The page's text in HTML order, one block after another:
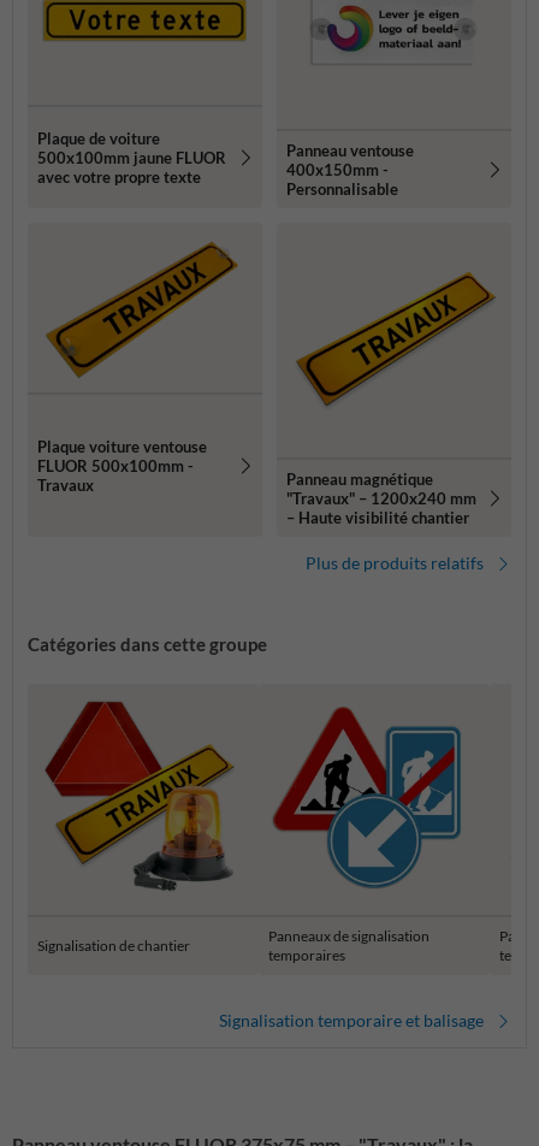
Plaque de voiture
500x100mm jaune FLUOR
avec votre propre texte
Panneau ventouse
400x150mm -
Personnalisable
Plaque voiture ventouse
FLUOR 500x100mm -
Travaux
Panneau magnétique
"Travaux" – 1200x240 mm
– Haute visibilité chantier
Plus de produits relatifs
Catégories dans cette groupe
Signalisation de chantier
Panneaux de signalisation
temporaires
Signalisation temporaire et balisage